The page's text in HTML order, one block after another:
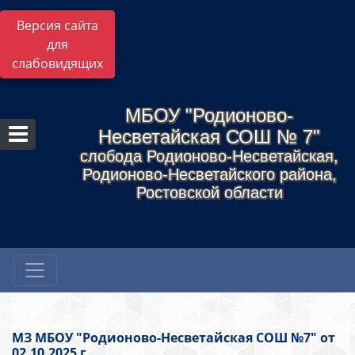
Версия сайта
для
слабовидящих
МБОУ "Родионово-
Несветайская СОШ № 7"
слобода Родионово-Несветайская,
Родионово-Несветайского района,
Ростовской области
МЗ МБОУ "Родионово-Несветайская СОШ №7" от